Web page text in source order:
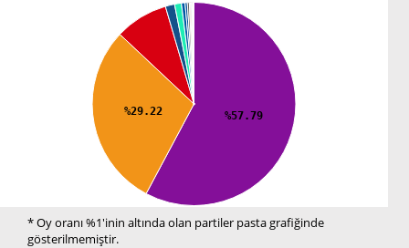
* Oy oranı %1'inin altında olan partiler pasta grafiğinde
gösterilmemiştir.